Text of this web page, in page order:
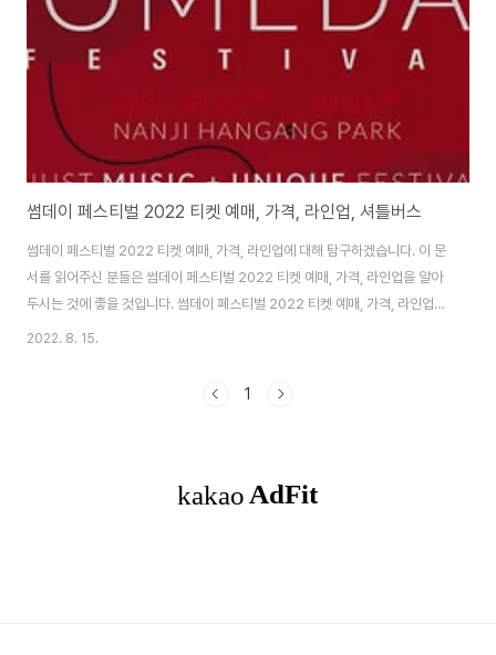
썸데이 페스티벌 2022 티켓 예매, 가격, 라인업, 셔틀버스
썸데이 페스티벌 2022 티켓 예매, 가격, 라인업에 대해 탐구하겠습니다. 이 문
서를 읽어주신 분들은 썸데이 페스티벌 2022 티켓 예매, 가격, 라인업을 알아
두시는 것에 좋을 것입니다. 썸데이 페스티벌 2022 티켓 예매, 가격, 라인업이
궁금하신 분들은 반드시 모두 읽어주세요. 이제 썸데이 페스티벌 2022 티켓
공연장! 슬슬 공연이 하나씩 풀리는 것 같은데 9월에도 다양한 공연이 있습니
2022. 8. 15.
1